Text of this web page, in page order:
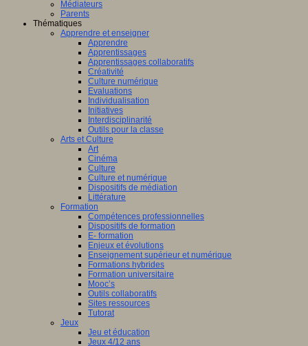
Médiateurs
Parents
Thématiques
Apprendre et enseigner
Apprendre
Apprentissages
Apprentissages collaboratifs
Créativité
Culture numérique
Evaluations
Individualisation
Initiatives
Interdisciplinarité
Outils pour la classe
Arts et Culture
Art
Cinéma
Culture
Culture et numérique
Dispositifs de médiation
Littérature
Formation
Compétences professionnelles
Dispositifs de formation
E- formation
Enjeux et évolutions
Enseignement supérieur et numérique
Formations hybrides
Formation universitaire
Mooc’s
Outils collaboratifs
Sites ressources
Tutorat
Jeux
Jeu et éducation
Jeux 4/12 ans